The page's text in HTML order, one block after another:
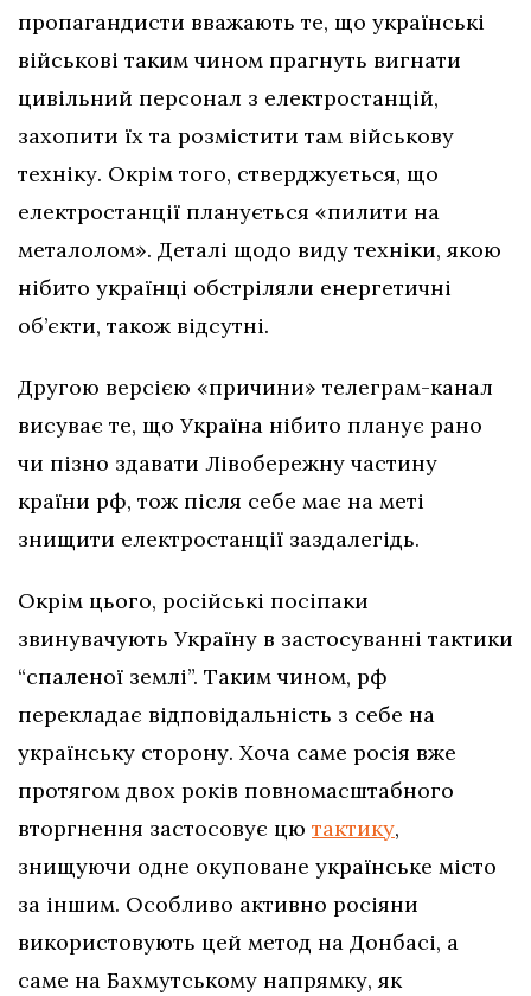
пропагандисти вважають те, що українські
військові таким чином прагнуть вигнати
цивільний персонал з електростанцій,
захопити їх та розмістити там військову
техніку. Окрім того, стверджується, що
електростанції планується «пилити на
металолом». Деталі щодо виду техніки, якою
нібито українці обстріляли енергетичні
об’єкти, також відсутні.
Другою версією «причини» телеграм-канал
висуває те, що Україна нібито планує рано
чи пізно здавати Лівобережну частину
країни рф, тож після себе має на меті
знищити електростанції заздалегідь.
Окрім цього, російські посіпаки
звинувачують Україну в застосуванні тактики
“спаленої землі”. Таким чином, рф
перекладає відповідальність з себе на
українську сторону. Хоча саме росія вже
протягом двох років повномасштабного
вторгнення застосовує цю тактику,
знищуючи одне окуповане українське місто
за іншим. Особливо активно росіяни
використовують цей метод на Донбасі, а
саме на Бахмутському напрямку, як